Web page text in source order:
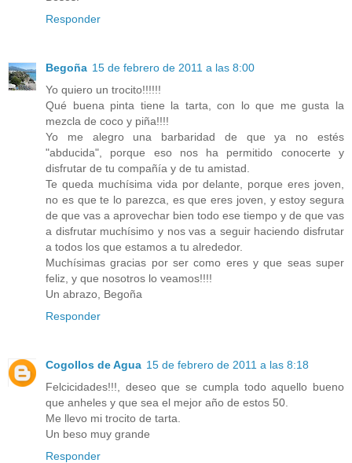
Responder
Begoña 15 de febrero de 2011 a las 8:00
Yo quiero un trocito!!!!!!
Qué buena pinta tiene la tarta, con lo que me gusta la
mezcla de coco y piña!!!!
Yo me alegro una barbaridad de que ya no estés
"abducida", porque eso nos ha permitido conocerte y
disfrutar de tu compañía y de tu amistad.
Te queda muchísima vida por delante, porque eres joven,
no es que te lo parezca, es que eres joven, y estoy segura
de que vas a aprovechar bien todo ese tiempo y de que vas
a disfrutar muchísimo y nos vas a seguir haciendo disfrutar
a todos los que estamos a tu alrededor.
Muchísimas gracias por ser como eres y que seas super
feliz, y que nosotros lo veamos!!!!
Un abrazo, Begoña
Responder
Cogollos de Agua 15 de febrero de 2011 a las 8:18
Felcicidades!!!, deseo que se cumpla todo aquello bueno
que anheles y que sea el mejor año de estos 50.
Me llevo mi trocito de tarta.
Un beso muy grande
Responder